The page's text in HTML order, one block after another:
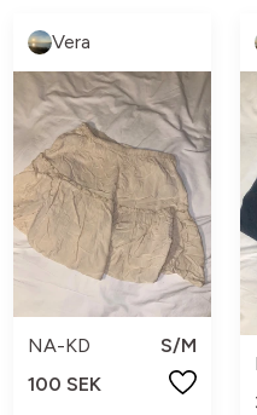
Vera
NA-KD
S/M
100 SEK